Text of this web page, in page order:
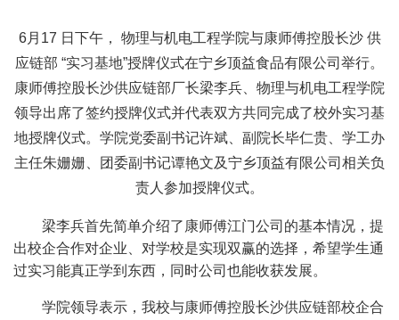
6月17 日下午， 物理与机电工程学院与康师傅控股长沙 供
应链部 “实习基地”授牌仪式在宁乡顶益食品有限公司举行。
康师傅控股长沙供应链部厂长梁李兵、物理与机电工程学院
领导出席了签约授牌仪式并代表双方共同完成了校外实习基
地授牌仪式。学院党委副书记许斌、副院长毕仁贵、学工办
主任朱姗姗、团委副书记谭艳文及宁乡顶益有限公司相关负
责人参加授牌仪式。
梁李兵首先简单介绍了康师傅江门公司的基本情况，提
出校企合作对企业、对学校是实现双赢的选择，希望学生通
过实习能真正学到东西，同时公司也能收获发展。
学院领导表示，我校与康师傅控股长沙供应链部校企合